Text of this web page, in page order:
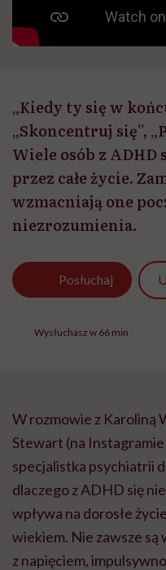
„Kiedy ty się w
„Skoncentruj się”,
Wiele osób z ADHD
przez całe życie.
wzmacniają one
niezrozumienia.
Posłuchaj
Wysłuchasz w 66 min
W rozmowie z Karoliną
Stewart (na
specjalistka psychiatrii
dlaczego z ADHD się
wpływa na dorosłe
wiekiem. Nie zawsze są
z napięciem,